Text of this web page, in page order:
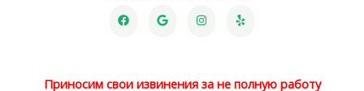
Приносим свои извинения за не полную работу